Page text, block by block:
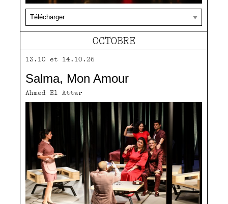
OCTOBRE
13.10 et 14.10.26
Salma, Mon Amour
Ahmed El Attar